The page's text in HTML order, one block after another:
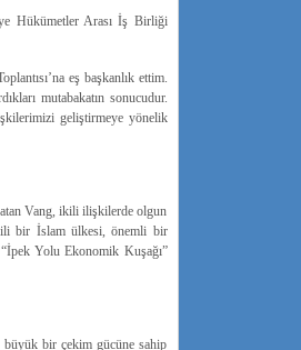
Hükümetler Arası İş Birliği
eş başkanlık ettim.
mutabakatın sonucudur.
geliştirmeye yönelik
Vang, ikili ilişkilerde olgun
bir İslam ülkesi, önemli bir
Yolu Ekonomik Kuşağı”
bir çekim gücüne sahip